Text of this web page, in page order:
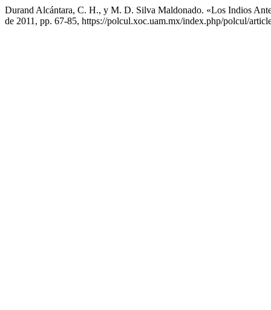
Durand Alcántara, C. H., y M. D. Silva Maldonado. «Los Indios
de 2011, pp. 67-85, https://polcul.xoc.uam.mx/index.php/polcul/